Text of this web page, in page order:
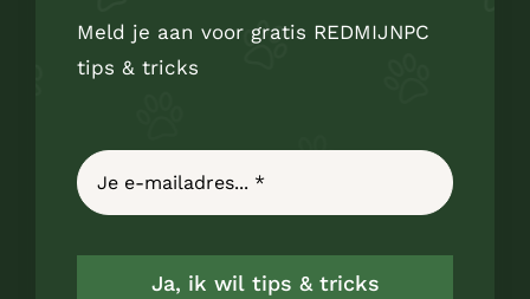
Meld je aan voor gratis REDMIJNPC
tips & tricks
Ja, ik wil tips & tricks